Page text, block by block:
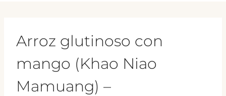
Arroz glutinoso con
mango (Khao Niao
Mamuang) –